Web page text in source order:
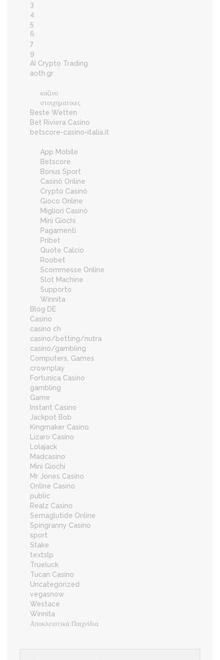
3
4
5
6
7
9
AI Crypto Trading
aoth.gr
καζινο
στοιχηματικες
Beste Wetten
Bet Riviera Casino
betscore-casino-italia.it
App Mobile
Betscore
Bonus Sport
Casinò Online
Crypto Casinò
Gioco Online
Migliori Casinò
Mini Giochi
Pagamenti
Pribet
Quote Calcio
Roobet
Scommesse Online
Slot Machine
Supporto
Winnita
Blog DE
Casino
casino ch
casino/betting/nutra
casino/gambling
Computers, Games
crownplay
Fortunica Casino
gambling
Game
Instant Casino
Jackpot Bob
Kingmaker Casino
Lizaro Casino
Lolajack
Madcasino
Mini Giochi
Mr Jones Casino
Online Casino
public
Realz Casino
Semaglutide Online
Spingranny Casino
sport
Stake
textslp
Trueluck
Tucan Casino
Uncategorized
vegasnow
Westace
Winnita
Αποκλειστικά Παιχνίδια